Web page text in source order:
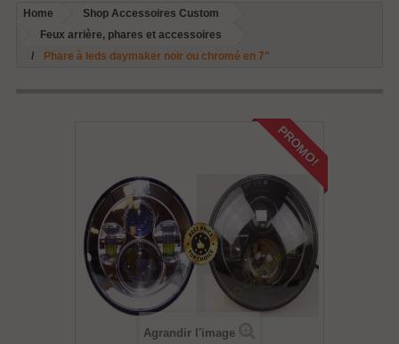
Home
Shop Accessoires Custom
Feux arrière, phares et accessoires
Phare à leds daymaker noir ou chromé en 7"
PROMO!
Agrandir l'image